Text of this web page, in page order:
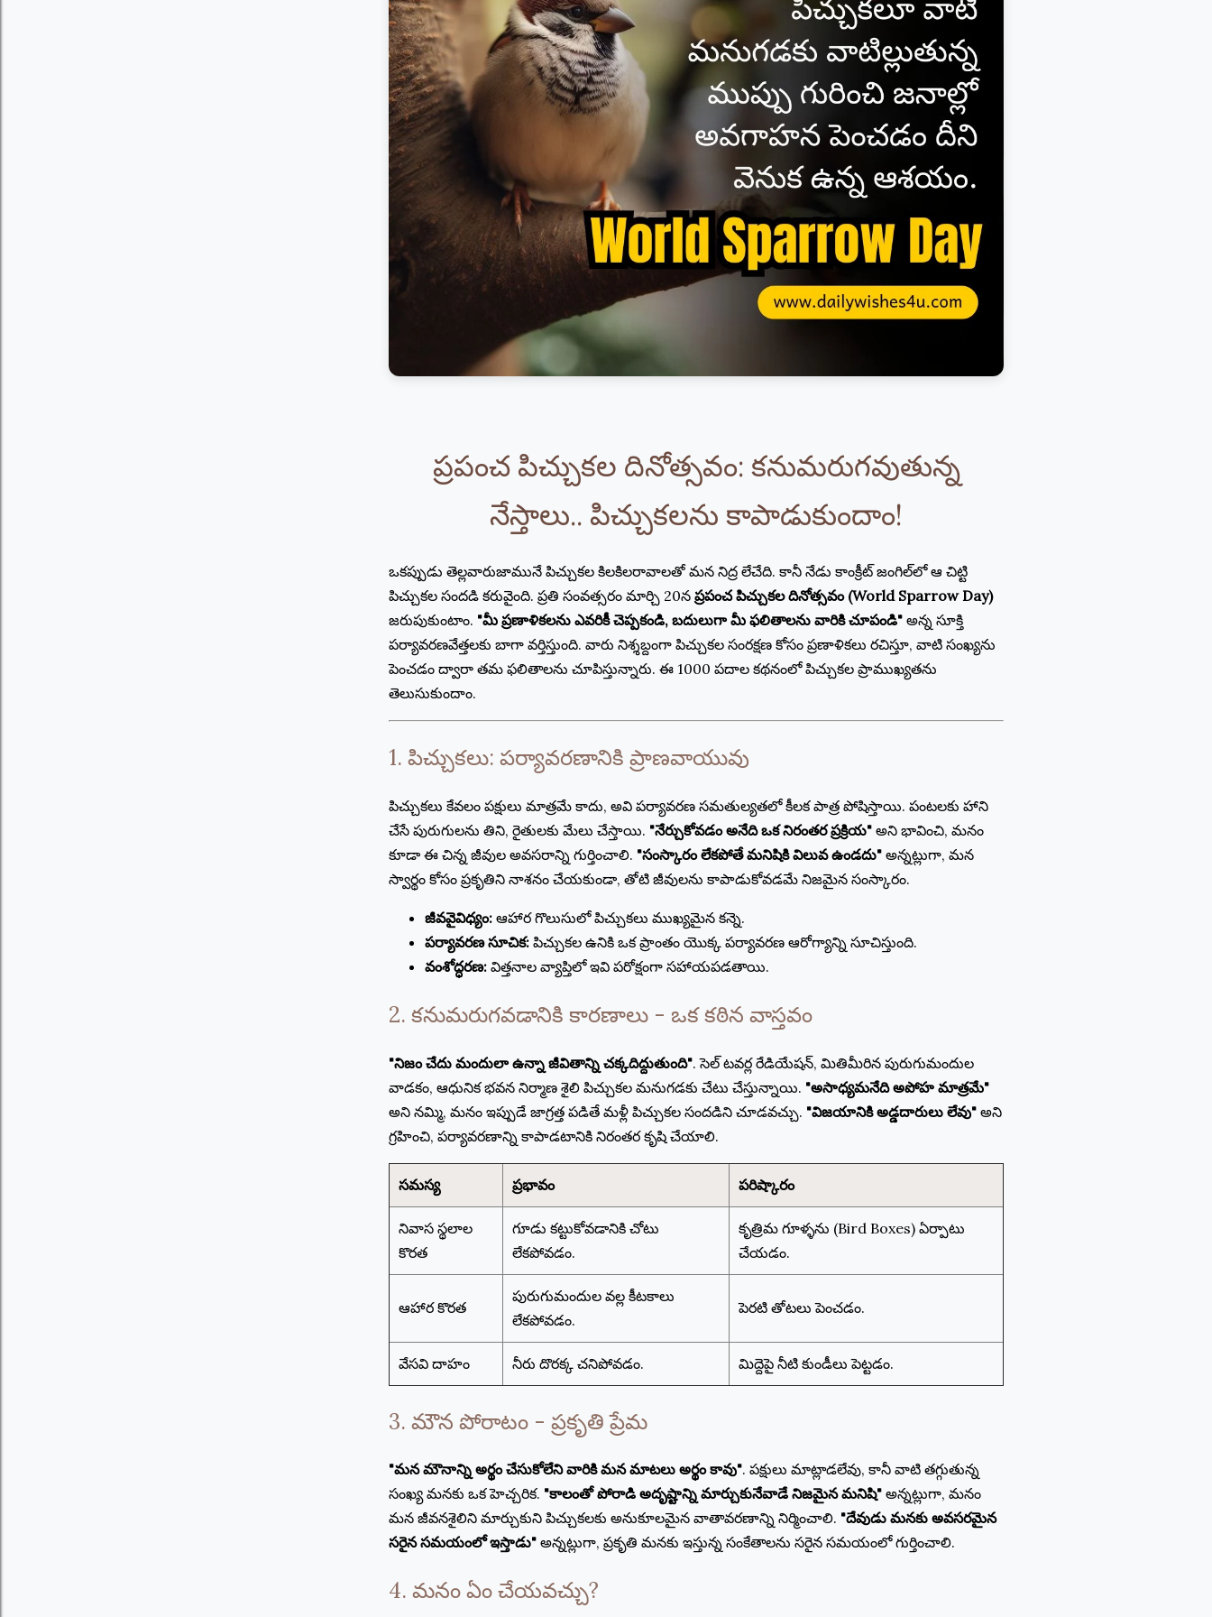
ప్రపంచ పిచ్చుకల దినోత్సవం: కనుమరుగవుతున్న
నేస్తాలు.. పిచ్చుకలను కాపాడుకుందాం!
ఒకప్పుడు తెల్లవారుజామునే పిచ్చుకల కిలకిలరావాలతో మన నిద్ర లేచేది. కానీ నేడు కాంక్రీట్ జంగిల్‌లో ఆ చిట్టి
పిచ్చుకల సందడి కరువైంది. ప్రతి సంవత్సరం మార్చి 20న ప్రపంచ పిచ్చుకల దినోత్సవం (World Sparrow Day)
జరుపుకుంటాం. "మీ ప్రణాళికలను ఎవరికీ చెప్పకండి, బదులుగా మీ ఫలితాలను వారికి చూపండి" అన్న సూక్తి
పర్యావరణవేత్తలకు బాగా వర్తిస్తుంది. వారు నిశ్శబ్దంగా పిచ్చుకల సంరక్షణ కోసం ప్రణాళికలు రచిస్తూ, వాటి సంఖ్యను
పెంచడం ద్వారా తమ ఫలితాలను చూపిస్తున్నారు. ఈ 1000 పదాల కథనంలో పిచ్చుకల ప్రాముఖ్యతను
తెలుసుకుందాం.
1. పిచ్చుకలు: పర్యావరణానికి ప్రాణవాయువు
పిచ్చుకలు కేవలం పక్షులు మాత్రమే కాదు, అవి పర్యావరణ సమతుల్యతలో కీలక పాత్ర పోషిస్తాయి. పంటలకు హాని
చేసే పురుగులను తిని, రైతులకు మేలు చేస్తాయి. "నేర్చుకోవడం అనేది ఒక నిరంతర ప్రక్రియ" అని భావించి, మనం
కూడా ఈ చిన్న జీవుల అవసరాన్ని గుర్తించాలి. "సంస్కారం లేకపోతే మనిషికి విలువ ఉండదు" అన్నట్లుగా, మన
స్వార్థం కోసం ప్రకృతిని నాశనం చేయకుండా, తోటి జీవులను కాపాడుకోవడమే నిజమైన సంస్కారం.
జీవవైవిధ్యం: ఆహార గొలుసులో పిచ్చుకలు ముఖ్యమైన కన్నె.
పర్యావరణ సూచిక: పిచ్చుకల ఉనికి ఒక ప్రాంతం యొక్క పర్యావరణ ఆరోగ్యాన్ని సూచిస్తుంది.
వంశోద్ధరణ: విత్తనాల వ్యాప్తిలో ఇవి పరోక్షంగా సహాయపడతాయి.
2. కనుమరుగవడానికి కారణాలు - ఒక కఠిన వాస్తవం
"నిజం చేదు మందులా ఉన్నా జీవితాన్ని చక్కదిద్దుతుంది". సెల్ టవర్ల రేడియేషన్, మితిమీరిన పురుగుమందుల
వాడకం, ఆధునిక భవన నిర్మాణ శైలి పిచ్చుకల మనుగడకు చేటు చేస్తున్నాయి. "అసాధ్యమనేది అపోహ మాత్రమే"
అని నమ్మి, మనం ఇప్పుడే జాగ్రత్త పడితే మళ్లీ పిచ్చుకల సందడిని చూడవచ్చు. "విజయానికి అడ్డదారులు లేవు" అని
గ్రహించి, పర్యావరణాన్ని కాపాడటానికి నిరంతర కృషి చేయాలి.
సమస్య ప్రభావం పరిష్కారం
నివాస స్థలాల
కొరత
గూడు కట్టుకోవడానికి చోటు
లేకపోవడం.
కృత్రిమ గూళ్ళను (Bird Boxes) ఏర్పాటు
చేయడం.
ఆహార కొరత
పురుగుమందుల వల్ల కీటకాలు
లేకపోవడం.
పెరటి తోటలు పెంచడం.
వేసవి దాహం నీరు దొరక్క చనిపోవడం. మిద్దెపై నీటి కుండీలు పెట్టడం.
3. మౌన పోరాటం - ప్రకృతి ప్రేమ
"మన మౌనాన్ని అర్థం చేసుకోలేని వారికి మన మాటలు అర్థం కావు". పక్షులు మాట్లాడలేవు, కానీ వాటి తగ్గుతున్న
సంఖ్య మనకు ఒక హెచ్చరిక. "కాలంతో పోరాడి అదృష్టాన్ని మార్చుకునేవాడే నిజమైన మనిషి" అన్నట్లుగా, మనం
మన జీవనశైలిని మార్చుకుని పిచ్చుకలకు అనుకూలమైన వాతావరణాన్ని నిర్మించాలి. "దేవుడు మనకు అవసరమైన
సరైన సమయంలో ఇస్తాడు" అన్నట్లుగా, ప్రకృతి మనకు ఇస్తున్న సంకేతాలను సరైన సమయంలో గుర్తించాలి.
4. మనం ఏం చేయవచ్చు?